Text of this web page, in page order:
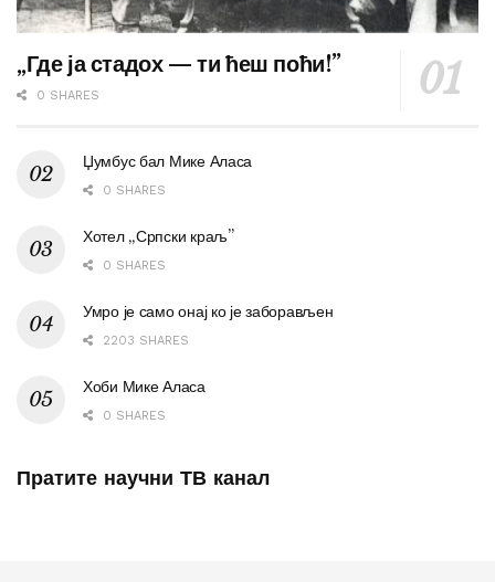
„Где ја стадох — ти ћеш поћи!”
0 SHARES
Џумбус бал Мике Аласа
0 SHARES
Хотел „Српски краљ”
0 SHARES
Умро је само онај ко је заборављен
2203 SHARES
Хоби Мике Аласа
0 SHARES
Пратите научни ТВ канал